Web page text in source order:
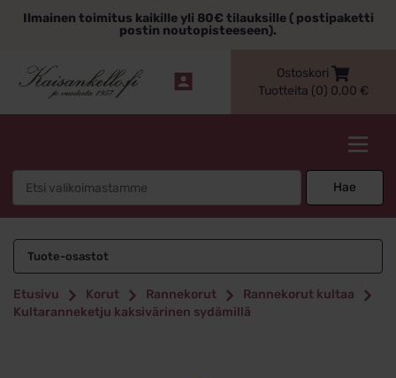
sisältöönIlmainen toimitus kaikille yli 80€ tilauksille ( postipaketti
postin noutopisteeseen).
Ostoskori
Tuotteita (0) 0,00 €
Hae
Tuote-osastot
Etusivu Korut Rannekorut
Rannekorut kultaa
Kultaranneketju kaksivärinen sydämillä